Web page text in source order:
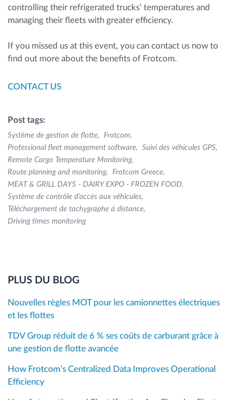
controlling their refrigerated trucks’ temperatures and
managing their fleets with greater efficiency.
If you missed us at this event, you can contact us now to
find out more about the benefits of Frotcom.
CONTACT US
Post tags:
Système de gestion de flotte
Frotcom
Professional fleet management software
Suivi des véhicules GPS
Remote Cargo Temperature Monitoring
Route planning and monitoring
Frotcom Greece
MEAT & GRILL DAYS - DAIRY EXPO - FROZEN FOOD
Système de contrôle d’accès aux véhicules
Téléchargement de tachygraphe à distance
Driving times monitoring
PLUS DU BLOG
Nouvelles règles MOT pour les camionnettes électriques
et les flottes
TDV Group réduit de 6 % ses coûts de carburant grâce à
une gestion de flotte avancée
How Frotcom’s Centralized Data Improves Operational
Efficiency